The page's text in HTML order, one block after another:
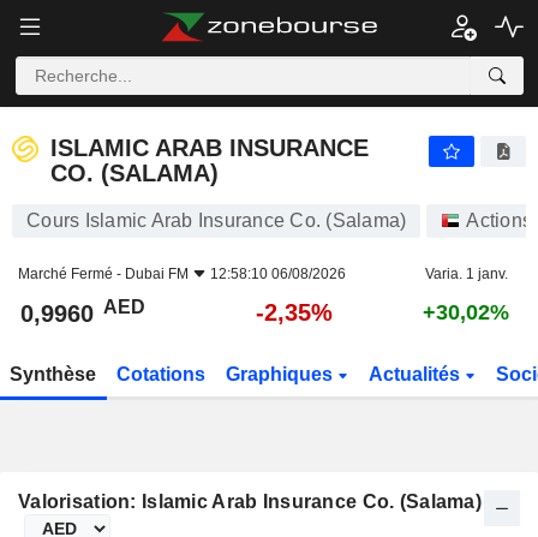
ISLAMIC ARAB INSURANCE
CO. (SALAMA)
Cours Islamic Arab Insurance Co. (Salama) Actions
Marché Fermé - Dubai FM 12:58:10 06/08/2026 Varia. 1 janv.
0,9960 AED -2,35% +30,02%
Synthèse Cotations Graphiques Actualités
Valorisation: Islamic Arab Insurance Co. (Salama)